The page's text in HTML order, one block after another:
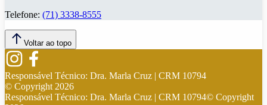
Telefone: (71) 3338-8555
Voltar ao topo
Responsável Técnico: Dra. Marla Cruz | CRM 10794
© Copyright 2026
Responsável Técnico: Dra. Marla Cruz | CRM 10794© Copyright